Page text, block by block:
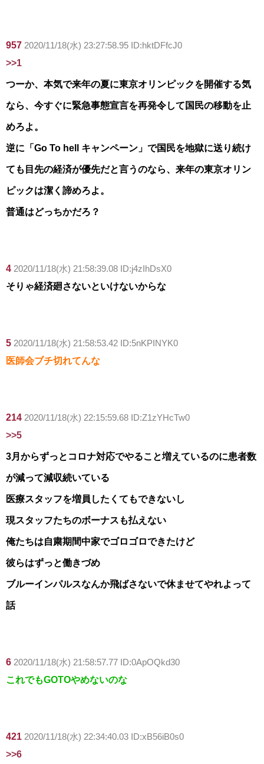
957 2020/11/18(水) 23:27:58.95 ID:hktDFfcJ0
>>1
つーか、本気で来年の夏に東京オリンピックを開催する気
なら、今すぐに緊急事態宣言を再発令して国民の移動を止
めろよ。
逆に「Go To hell キャンペーン」で国民を地獄に送り続け
ても目先の経済が優先だと言うのなら、来年の東京オリン
ピックは潔く諦めろよ。
普通はどっちかだろ？
4 2020/11/18(水) 21:58:39.08 ID:j4zIhDsX0
そりゃ経済廻さないといけないからな
5 2020/11/18(水) 21:58:53.42 ID:5nKPINYK0
医師会ブチ切れてんな
214 2020/11/18(水) 22:15:59.68 ID:Z1zYHcTw0
>>5
3月からずっとコロナ対応でやること増えているのに患者数
が減って減収続いている
医療スタッフを増員したくてもできないし
現スタッフたちのボーナスも払えない
俺たちは自粛期間中家でゴロゴロできたけど
彼らはずっと働きづめ
ブルーインパルスなんか飛ばさないで休ませてやれよって
話
6 2020/11/18(水) 21:58:57.77 ID:0ApOQkd30
これでもGOTOやめないのな
421 2020/11/18(水) 22:34:40.03 ID:xB56iB0s0
>>6